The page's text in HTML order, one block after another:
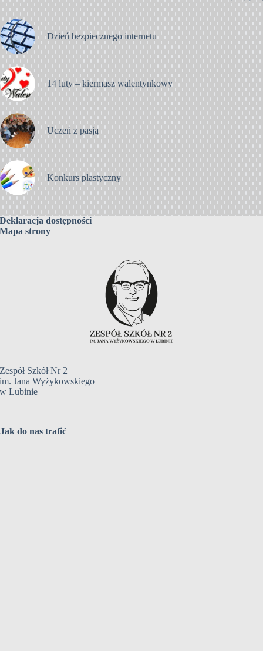
Dzień bezpiecznego internetu
14 luty – kiermasz walentynkowy
Uczeń z pasją
Konkurs plastyczny
Deklaracja dostępności
Mapa strony
Zespół Szkół Nr 2
im. Jana Wyżykowskiego
w Lubinie
Jak do nas trafić